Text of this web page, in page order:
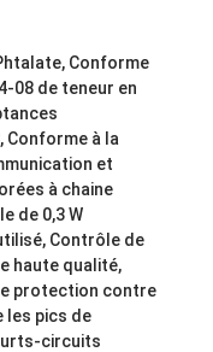
Conforme
08 de teneur en
Conforme à la
et
à chaine
de 0,3 W
Contrôle de
haute qualité,
protection contre
les pics de
circuits